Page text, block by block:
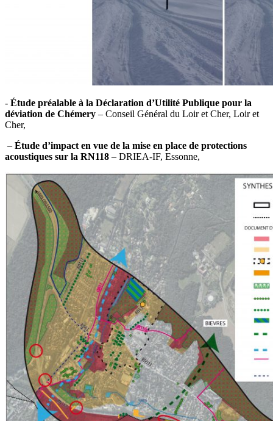
​- Étude préalable à la Déclaration d’Utilité Publique pour la
déviation de Chémery – Conseil Général du Loir et Cher, Loir et
Cher,
– Étude d’impact en vue de la mise en place de protections
acoustiques sur la RN118 – DRIEA-IF, Essonne,